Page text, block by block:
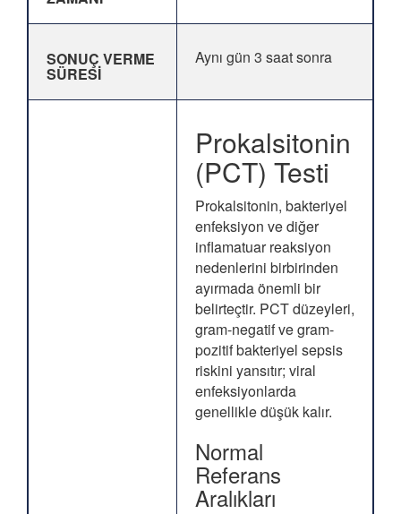
SONUÇ VERME
SÜRESİ
Aynı gün 3 saat sonra
Prokalsitonin
(PCT) Testi
Prokalsitonin, bakteriyel
enfeksiyon ve diğer
inflamatuar reaksiyon
nedenlerini birbirinden
ayırmada önemli bir
belirteçtir. PCT düzeyleri,
gram-negatif ve gram-
pozitif bakteriyel sepsis
riskini yansıtır; viral
enfeksiyonlarda
genellikle düşük kalır.
Normal
Referans
Aralıkları